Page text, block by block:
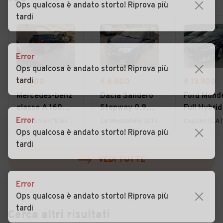
€ 7.500
Mercedes-benz
classe A 160
CDI Sport
Uniproprieatario
Dacia Sandero
Stepway 0.9
Start&Stop
€ 13.900
Ford
Full
187 CV
porte
Cagliari (CA)
VEDI TUTTE
Ops qualcosa è andato storto! Riprova più
tardi
Error
Ops qualcosa è andato storto! Riprova più
tardi
Error
Ops qualcosa è andato storto! Riprova più
tardi
Error
Ops qualcosa è andato storto! Riprova più
tardi